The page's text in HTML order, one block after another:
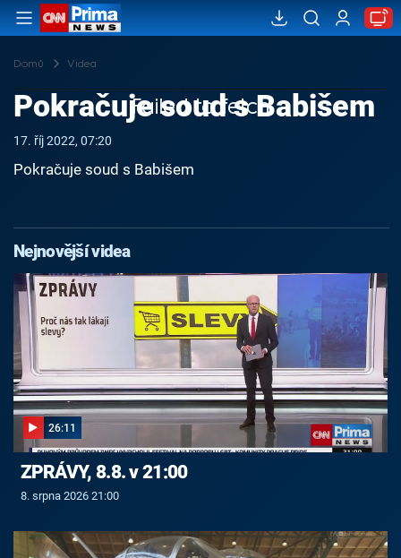
Domů Videa
Failed to fetch
Pokračuje soud s Babišem
17. říj 2022, 07:20
Pokračuje soud s Babišem
Nejnovější videa
26:11
ZPRÁVY, 8.8. v 21:00
8. srpna 2026 21:00